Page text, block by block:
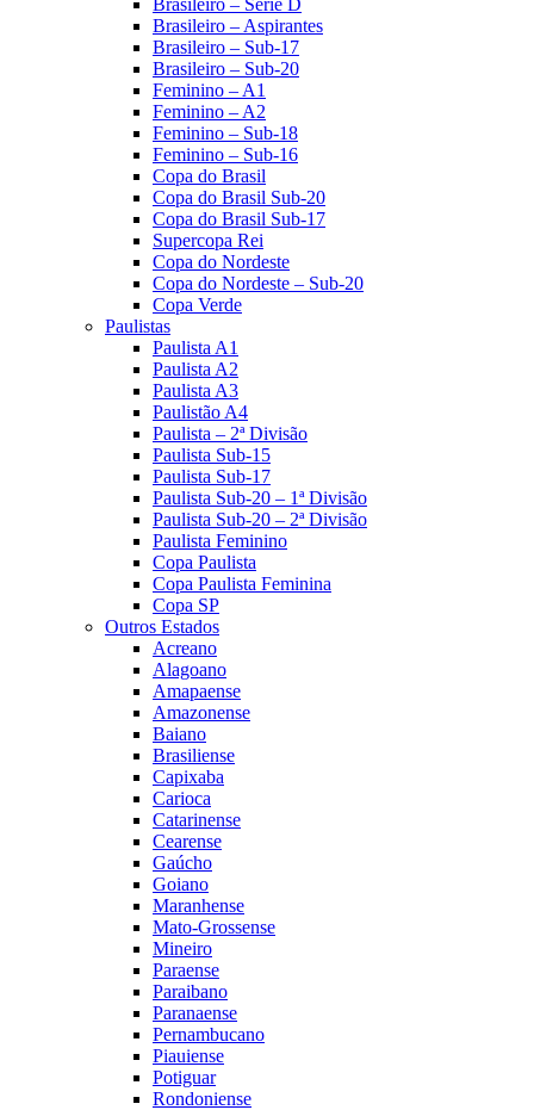
Brasileiro – Aspirantes
Brasileiro – Sub-17
Brasileiro – Sub-20
Feminino – A1
Feminino – A2
Feminino – Sub-18
Feminino – Sub-16
Copa do Brasil
Copa do Brasil Sub-20
Copa do Brasil Sub-17
Supercopa Rei
Copa do Nordeste
Copa do Nordeste – Sub-20
Copa Verde
Paulistas
Paulista A1
Paulista A2
Paulista A3
Paulistão A4
Paulista – 2ª Divisão
Paulista Sub-15
Paulista Sub-17
Paulista Sub-20 – 1ª Divisão
Paulista Sub-20 – 2ª Divisão
Paulista Feminino
Copa Paulista
Copa Paulista Feminina
Copa SP
Outros Estados
Acreano
Alagoano
Amapaense
Amazonense
Baiano
Brasiliense
Capixaba
Carioca
Catarinense
Cearense
Gaúcho
Goiano
Maranhense
Mato-Grossense
Mineiro
Paraense
Paraibano
Paranaense
Pernambucano
Piauiense
Potiguar
Rondoniense